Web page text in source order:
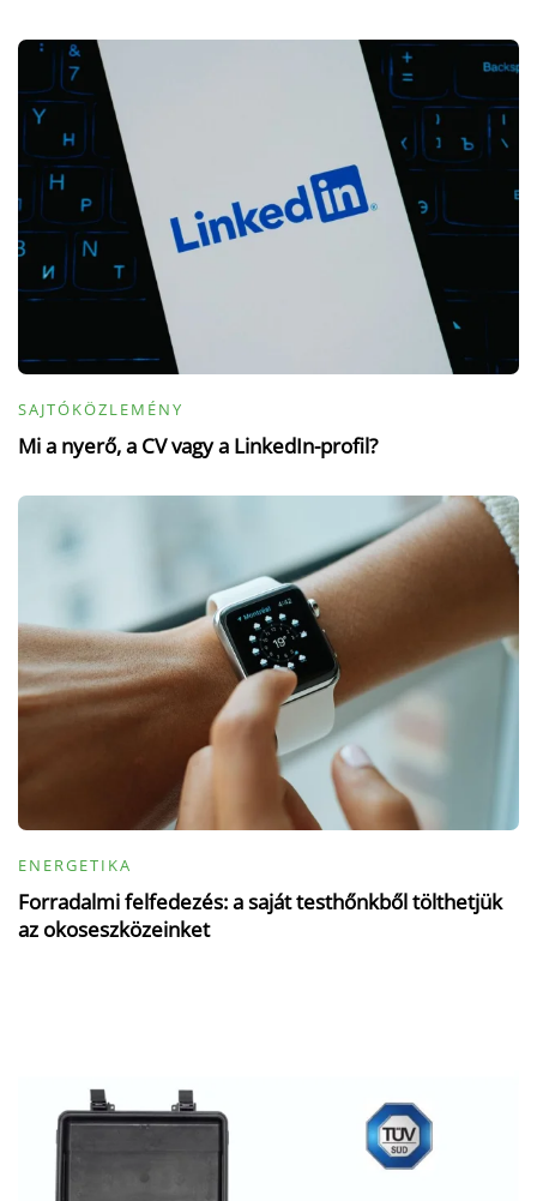
SAJTÓKÖZLEMÉNY
Mi a nyerő, a CV vagy a LinkedIn-profil?
ENERGETIKA
Forradalmi felfedezés: a saját testhőnkből tölthetjük
az okoseszközeinket